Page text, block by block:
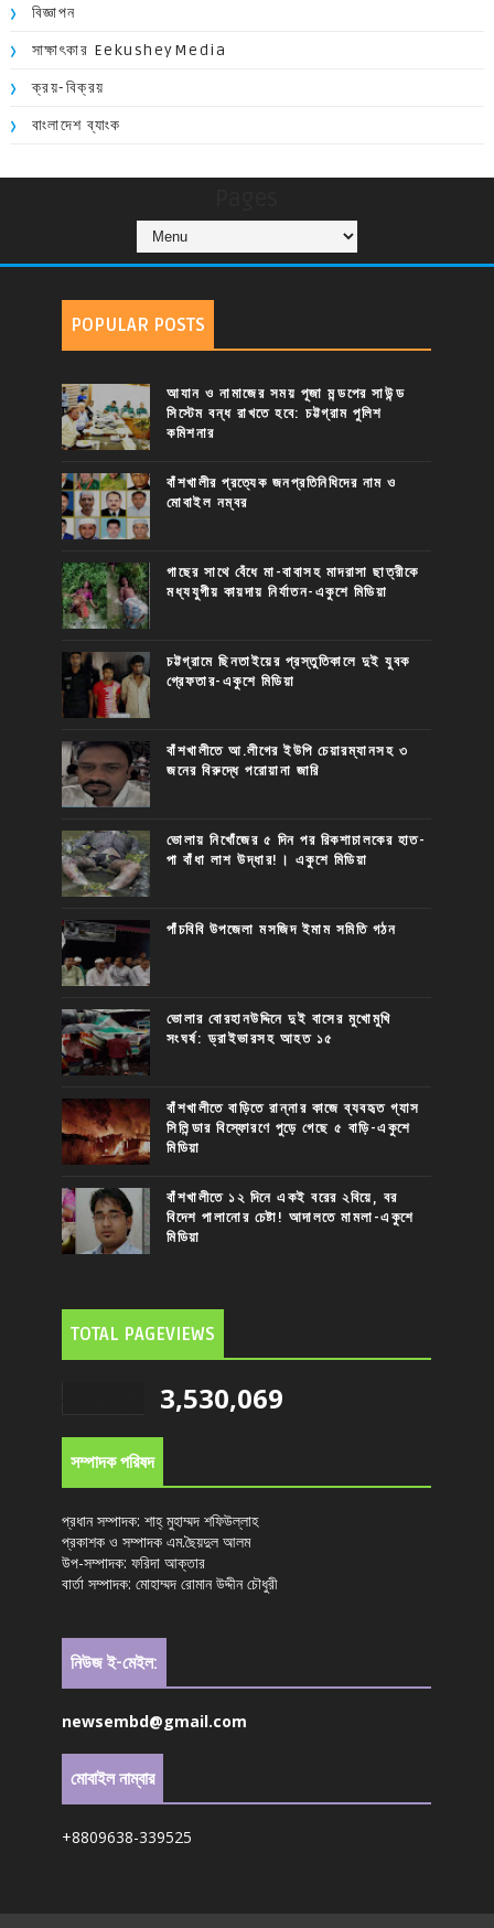
বিজ্ঞাপন
সাক্ষাৎকার EekusheyMedia
ক্রয়-বিক্রয়
বাংলাদেশ ব্যাংক
POPULAR POSTS
আযান ও নামাজের সময় পূজা মন্ডপের সাউন্ড
সিস্টেম বন্ধ রাখতে হবে: চট্টগ্রাম পুলিশ
কমিশনার
বাঁশখালীর প্রত্যেক জনপ্রতিনিধিদের নাম ও
মোবাইল নম্বর
গাছের সাথে বেঁধে মা-বাবাসহ মাদরাসা ছাত্রীকে
মধ্যযুগীয় কায়দায় নির্যাতন-একুশে মিডিয়া
চট্টগ্রামে ছিনতাইয়ের প্রস্তুতিকালে দুই যুবক
গ্রেফতার-একুশে মিডিয়া
বাঁশখালীতে আ.লীগের ইউপি চেয়ারম্যানসহ ৩
জনের বিরুদ্ধে পরোয়ানা জারি
ভোলায় নিখোঁজের ৫ দিন পর রিকশাচালকের হাত-
পা বাঁধা লাশ উদ্ধার!। একুশে মিডিয়া
পাঁচবিবি উপজেলা মসজিদ ইমাম সমিতি গঠন
ভোলার বোরহানউদ্দিনে দুই বাসের মুখোমুখি
সংঘর্ষ: ড্রাইভারসহ আহত ১৫
বাঁশখালীতে বাড়িতে রান্নার কাজে ব্যবহৃত গ্যাস
সিলিন্ডার বিস্ফোরণে পুড়ে গেছে ৫ বাড়ি-একুশে
মিডিয়া
বাঁশখালীতে ১২ দিনে একই বরের ২বিয়ে, বর
বিদেশ পালানোর চেষ্টা! আদালতে মামলা-একুশে
মিডিয়া
TOTAL PAGEVIEWS
3,530,069
সম্পাদক পরিষদ
প্রধান সম্পাদক: শাহ্ মুহাম্মদ শফিউল্লাহ
প্রকাশক ও সম্পাদক এম.ছৈয়দুল আলম
উপ-সম্পাদক: ফরিদা আক্তার
বার্তা সম্পাদক: মোহাম্মদ রোমান উদ্দীন চৌধুরী
নিউজ ই-মেইল:
newsembd@gmail.com
মোবাইল নাম্বার
+8809638-339525